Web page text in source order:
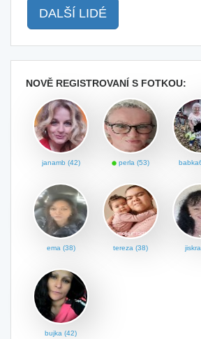
DALŠÍ LIDÉ
NOVĚ REGISTROVANÍ S FOTKOU:
janamb (42) perla (53)
ema (38) tereza (38)
bujka (42)